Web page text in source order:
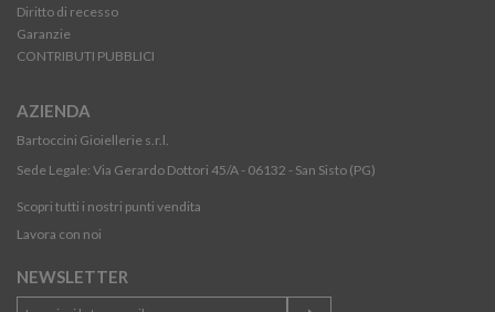
Diritto di recesso
Garanzie
CONTRIBUTI PUBBLICI
AZIENDA
Bartoccini Gioiellerie s.r.l.
Sede Legale: Via Gerardo Dottori 45/A - 06132 - San Sisto (PG)
Scopri tutti i nostri punti vendita
Lavora con noi
NEWSLETTER